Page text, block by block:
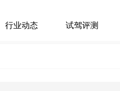
行业动态 试驾评测